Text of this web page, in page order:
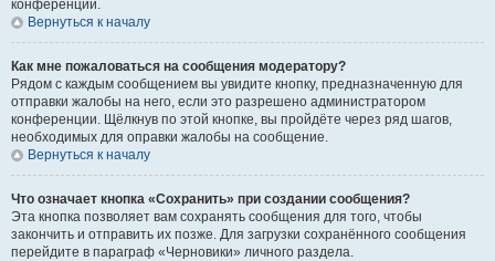
конференции.
Вернуться к началу
Как мне пожаловаться на сообщения модератору?
Рядом с каждым сообщением вы увидите кнопку, предназначенную для
отправки жалобы на него, если это разрешено администратором
конференции. Щёлкнув по этой кнопке, вы пройдёте через ряд шагов,
необходимых для оправки жалобы на сообщение.
Вернуться к началу
Что означает кнопка «Сохранить» при создании сообщения?
Эта кнопка позволяет вам сохранять сообщения для того, чтобы
закончить и отправить их позже. Для загрузки сохранённого сообщения
перейдите в параграф «Черновики» личного раздела.